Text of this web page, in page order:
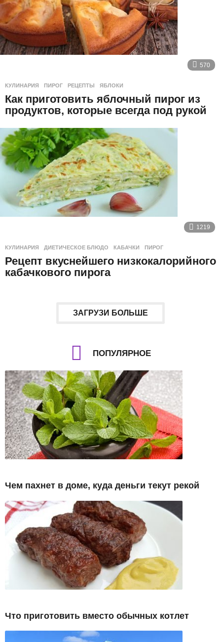
570
КУЛИНАРИЯ ПИРОГ ,РЕЦЕПТЫ ,ЯБЛОКИ
Как приготовить яблочный пирог из
продуктов, которые всегда под рукой
1219
КУЛИНАРИЯ ДИЕТИЧЕСКОЕ БЛЮДО ,КАБАЧКИ ,ПИРОГ
Рецепт вкуснейшего низкокалорийного
кабачкового пирога
ЗАГРУЗИ БОЛЬШЕ
ПОПУЛЯРНОЕ
Чем пахнет в доме, куда деньги текут рекой
Что приготовить вместо обычных котлет